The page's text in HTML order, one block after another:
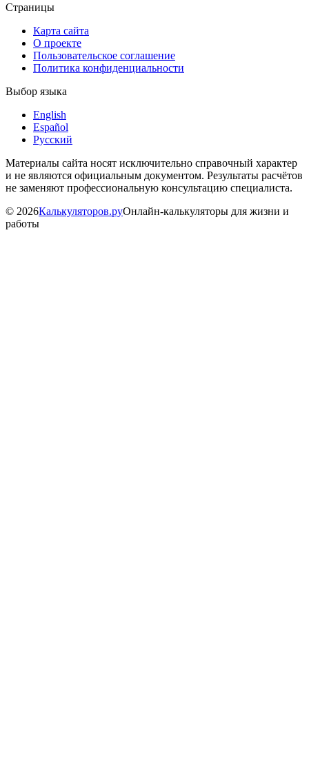
Страницы
Карта сайта
О проекте
Пользовательское соглашение
Политика конфиденциальности
Выбор языка
English
Español
Русский
Материалы сайта носят исключительно справочный характер
и не являются официальным документом. Результаты расчётов
не заменяют профессиональную консультацию специалиста.
© 2026Калькуляторов.руОнлайн-калькуляторы для жизни и
работы